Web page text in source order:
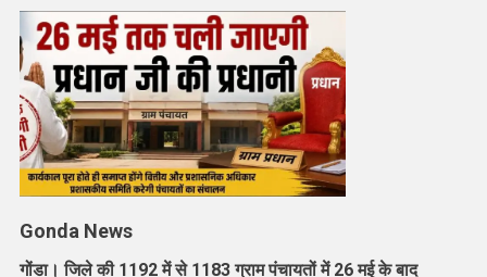
Gonda News
गोंडा। जिले की 1192 में से 1183 ग्राम पंचायतों में 26 मई के बाद